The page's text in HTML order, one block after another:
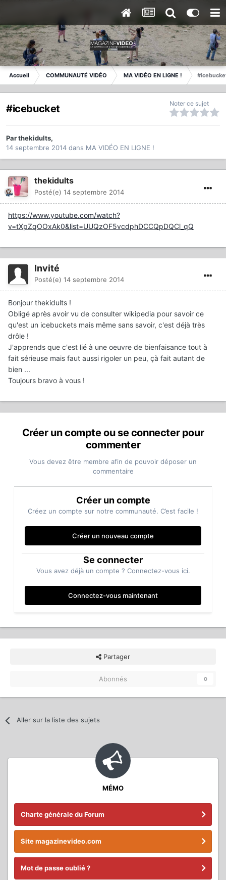
Accueil COMMUNAUTÉ VIDÉO MA VIDÉO EN LIGNE !
#icebucket Noter ce sujet
Parthekidults,
14 septembre 2014 dans MA VIDÉO EN LIGNE !
thekidults
Posté(e) 14 septembre 2014
https://www.youtube.com/watch?
v=tXpZqOOxAk0&list=UUQzOF5vcdphDCCQpDQCl_qQ
Invité
Posté(e) 14 septembre 2014
Bonjour thekidults !
Obligé après avoir vu de consulter wikipedia pour savoir ce
qu'est un icebuckets mais même sans savoir, c'est déjà très
drôle !
J'apprends que c'est lié à une oeuvre de bienfaisance tout à
fait sérieuse mais faut aussi rigoler un peu, çà fait autant de
bien ...
Toujours bravo à vous !
Créer un compte ou se connecter pour
commenter
Vous devez être membre afin de pouvoir déposer un
commentaire
Créer un compte
Créez un compte sur notre communauté. C’est facile !
Créer un nouveau compte
Se connecter
Vous avez déjà un compte ? Connectez-vous ici.
Connectez-vous maintenant
Partager
Abonnés 0
Aller sur la liste des sujets
MÉMO
Charte générale du Forum
Site magazinevideo.com
Mot de passe oublié ?